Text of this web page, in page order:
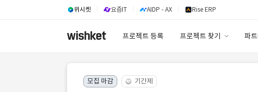
위시켓 요즘IT AIDP - AX Rise ERP
프로젝트 등록 프로젝트 찾기 파
모집 마감 기간제